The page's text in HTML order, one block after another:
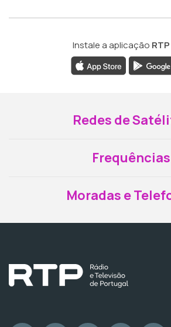
Instale a aplicação
Redes de
Frequências
Moradas e